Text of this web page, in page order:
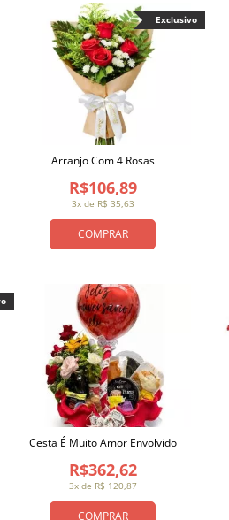
COMPRAR
3x de R$ 35,63
R$106,89
Arranjo Com 4 Rosas
Exclusivo
COMPRAR
3x de R$ 120,87
R$362,62
Cesta É Muito Amor Envolvido